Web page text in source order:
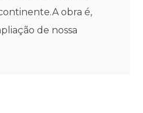
obra é,
de nossa